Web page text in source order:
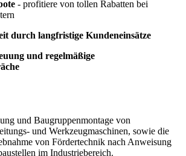
- profitiere von tollen Rabatten bei
durch langfristige Kundeneinsätze
und regelmäßige
und Baugruppenmontage von
und Werkzeugmaschinen, sowie die
von Fördertechnik nach Anweisung
im Industriebereich.